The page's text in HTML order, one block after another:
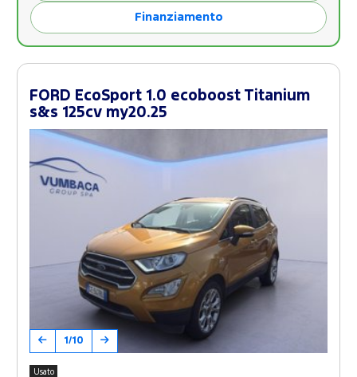
Finanziamento
FORD EcoSport 1.0 ecoboost Titanium
s&s 125cv my20.25
1/10
Usato